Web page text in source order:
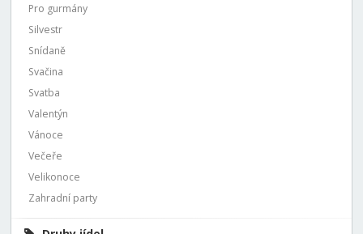
Pro gurmány
Silvestr
Snídaně
Svačina
Svatba
Valentýn
Vánoce
Večeře
Velikonoce
Zahradní party